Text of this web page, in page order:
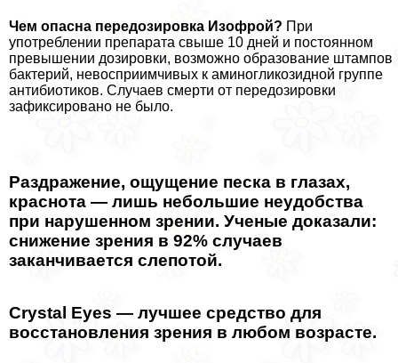
Чем опасна передозировка Изофрой? При
употрeблении препарата свыше 10 дней и постоянном
превышении дозировки, возможно образование штампов
бактерий, невосприимчивых к аминогликозидной группе
антибиотиков. Случаев cмepти от передозировки
зафиксировано не было.
Раздражение, ощущение песка в глазах,
краснота — лишь небольшие неудобства
при нарушенном зрении. Ученые доказали:
снижение зрения в 92% случаев
заканчивается слепотой.
Crystal Eyes — лучшее средство для
восстановления зрения в любом возрасте.